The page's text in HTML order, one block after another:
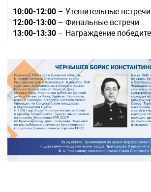
10:00-12:00 – Утешительные встречи
12:00-13:00 – Финальные встречи
13:00-13:30 – Награждение